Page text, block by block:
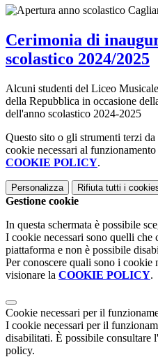
Cerimonia di
scolastico 2024/2025
Alcuni studenti del Liceo
della Repubblica in occasione
dell'anno scolastico 2024-2025
Questo sito o gli strumenti terzi
cookie necessari al
COOKIE POLICY.
Personalizza Rifiuta tutti i
Gestione cookie
In questa schermata è possibile
I cookie necessari sono quelli
piattaforma e non è possibile
Per conoscere quali sono i cookie
visionare la COOKIE POLICY.
Cookie necessari per il
I cookie necessari per il
disabilitati. È possibile consultare
policy.